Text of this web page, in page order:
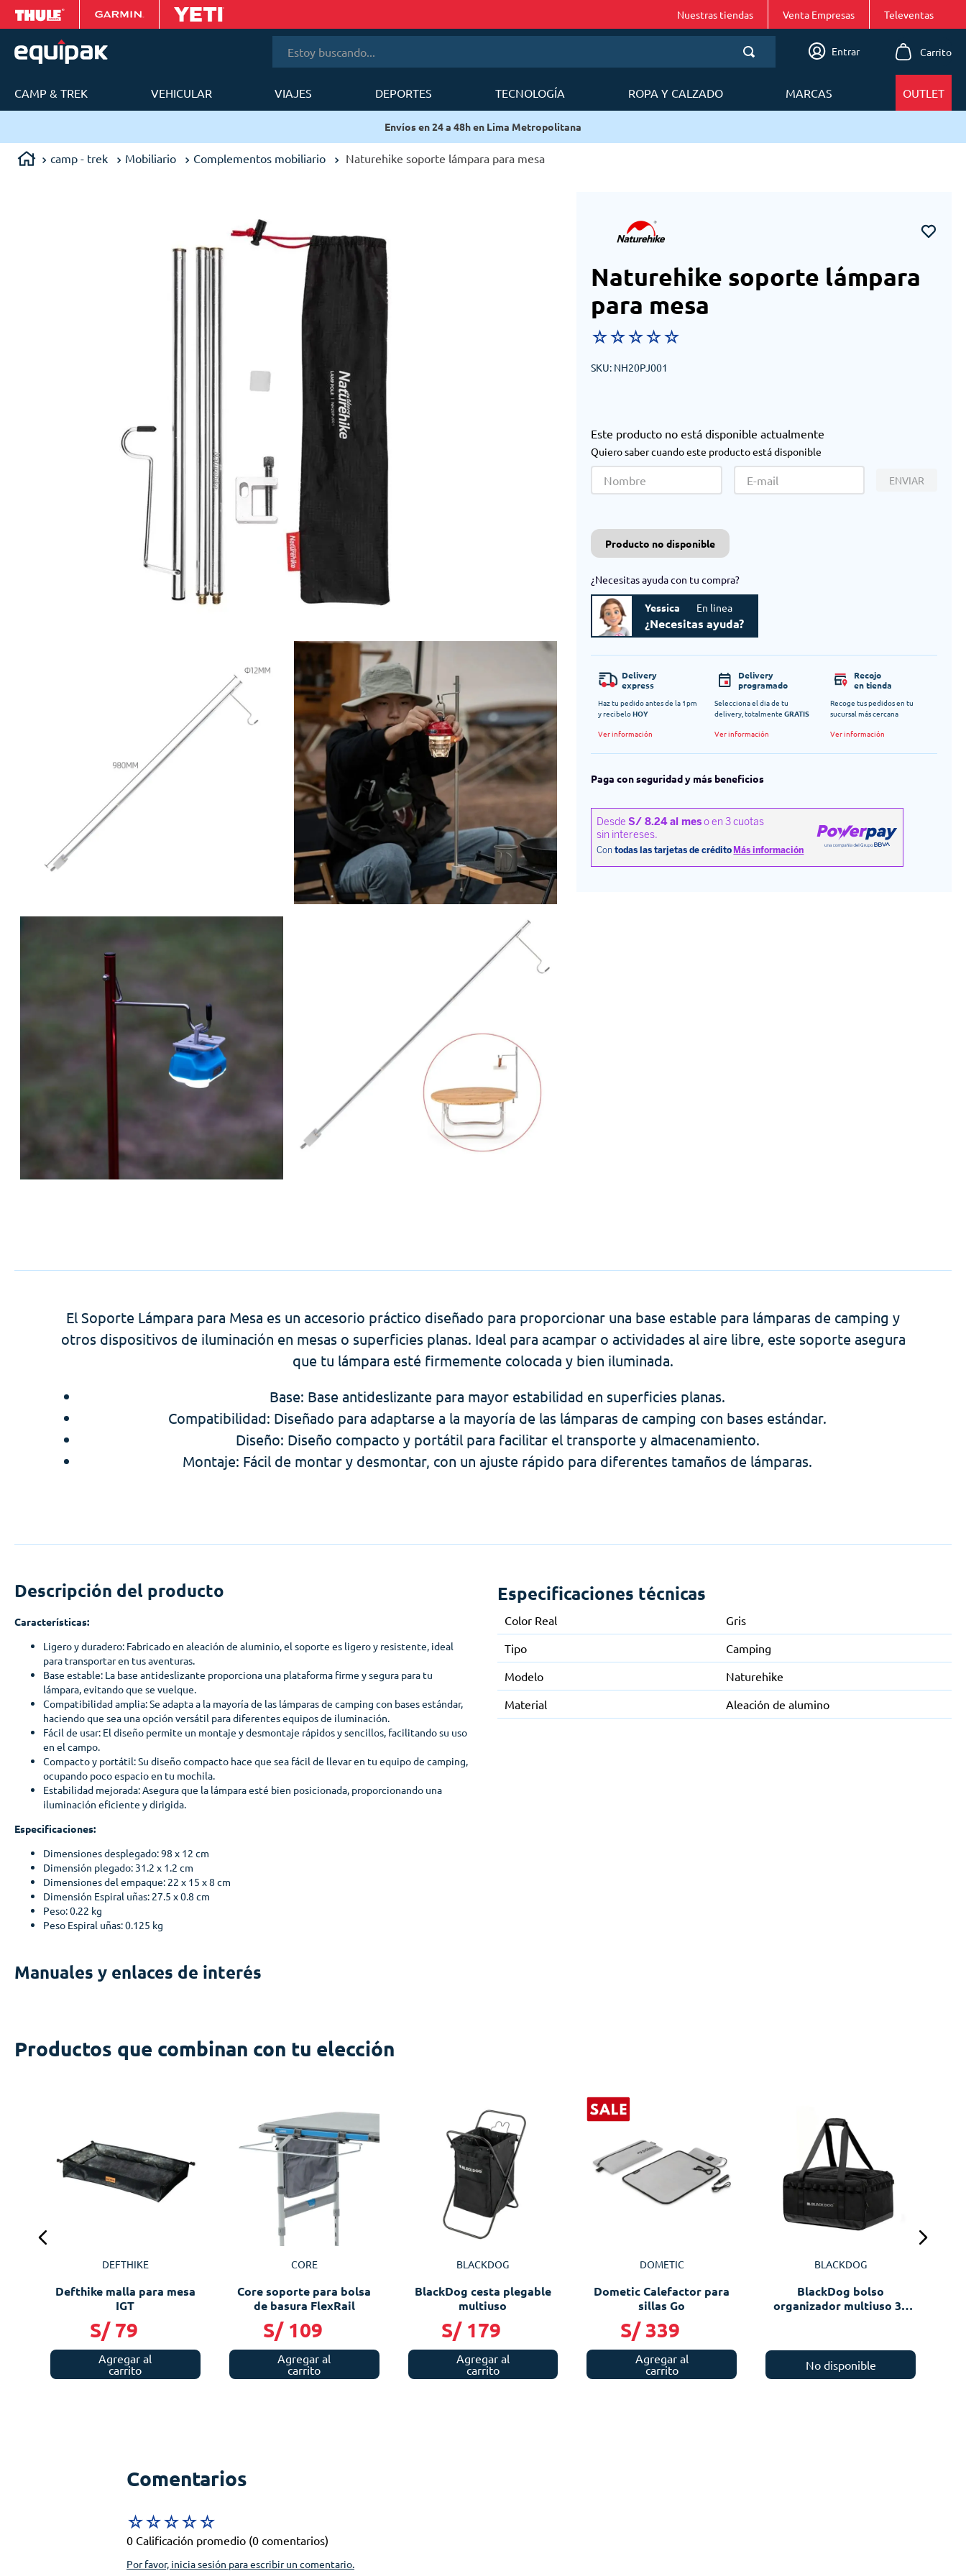
Nuestras tiendas Venta Empresas
Entrar
CAMP & TREK VEHICULAR VIAJES DEPORTES TECNOLOGÍA ROPA Y CALZADO MARCAS OUTLET
Envíos en 24 a 48h en Lima Metropolitana
camp - trek Mobiliario Complementos mobiliario Naturehike soporte lámpara para mesa
Naturehike soporte lámpara
para mesa
☆☆☆☆☆
SKU: NH20PJ001
Este producto no está disponible actualmente
Quiero saber cuando este producto está disponible
ENVIAR
Producto no disponible
¿Necesitas ayuda con tu compra?
Yessica En linea
¿Necesitas ayuda?
Delivery
express
Haz tu pedido antes de la 1pm
y recibeloHOY
Ver información
Delivery
programado
Selecciona el dia de tu
delivery, totalmente GRATIS
Ver información
Recojo
en tienda
Recoge tus pedidos en tu
sucursal más cercana
Ver información
Paga con seguridad y más beneficios
El Soporte Lámpara para Mesa es un accesorio práctico diseñado para proporcionar una base estable para lámparas de camping y
otros dispositivos de iluminación en mesas o superficies planas. Ideal para acampar o actividades al aire libre, este soporte asegura
que tu lámpara esté firmemente colocada y bien iluminada.
Base: Base antideslizante para mayor estabilidad en superficies planas.
Compatibilidad: Diseñado para adaptarse a la mayoría de las lámparas de camping con bases estándar.
Diseño: Diseño compacto y portátil para facilitar el transporte y almacenamiento.
Montaje: Fácil de montar y desmontar, con un ajuste rápido para diferentes tamaños de lámparas.
Descripción del producto
Características:
Ligero y duradero: Fabricado en aleación de aluminio, el soporte es ligero y resistente, ideal
para transportar en tus aventuras.
Base estable: La base antideslizante proporciona una plataforma firme y segura para tu
lámpara, evitando que se vuelque.
Compatibilidad amplia: Se adapta a la mayoría de las lámparas de camping con bases estándar,
haciendo que sea una opción versátil para diferentes equipos de iluminación.
Fácil de usar: El diseño permite un montaje y desmontaje rápidos y sencillos, facilitando su uso
en el campo.
Compacto y portátil: Su diseño compacto hace que sea fácil de llevar en tu equipo de camping,
ocupando poco espacio en tu mochila.
Estabilidad mejorada: Asegura que la lámpara esté bien posicionada, proporcionando una
iluminación eficiente y dirigida.
Especificaciones:
Dimensiones desplegado: 98 x 12 cm
Dimensión plegado: 31.2 x 1.2 cm
Dimensiones del empaque: 22 x 15 x 8 cm
Dimensión Espiral uñas: 27.5 x 0.8 cm
Peso: 0.22 kg
Peso Espiral uñas: 0.125 kg
Manuales y enlaces de interés
Especificaciones técnicas
Color Real
Gris
Tipo
Camping
Modelo
Naturehike
Material
Aleación de alumino
Productos que combinan con tu elección
DEFTHIKE
Defthike malla para mesa
IGT
S/ 79
Agregar al
carrito
CORE
Core soporte para bolsa
de basura FlexRail
S/ 109
Agregar al
carrito
BLACKDOG
BlackDog cesta plegable
multiuso
S/ 179
Agregar al
carrito
DOMETIC
Dometic Calefactor para
sillas Go
S/ 339
Agregar al
carrito
BLACKDOG
BlackDog bolso
organizador multiuso 30
No disponible
Comentarios
☆☆☆☆☆
0 Calificación promedio (0 comentarios)
Por favor, inicia sesión para escribir un comentario.
Términos más buscados
mobi garden
sea to summit
forerunner